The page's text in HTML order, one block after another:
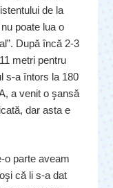
de la
poate lua o
După încă 2-3
metri pentru
s-a întors la 180
a venit o şansă
dar asta e
o parte aveam
că li s-a dat